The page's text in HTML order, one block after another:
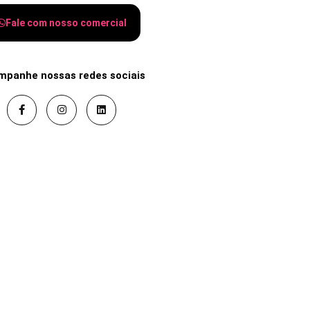
Fale com nosso comercial
nossas redes sociais